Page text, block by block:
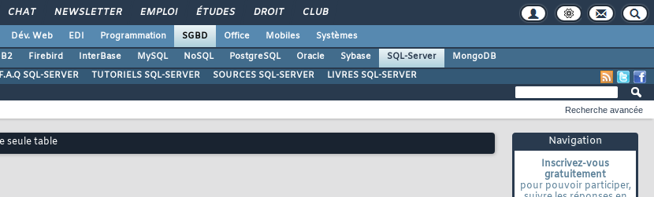
CHAT NEWSLETTER EMPLOI ÉTUDES DROIT CLUB
Dév. Web EDI Programmation SGBD Office Mobiles
Systèmes
Firebird InterBase MySQL NoSQL PostgreSQL Oracle Sybase SQL-Server
MongoDB
F.A.Q SQL-SERVER TUTORIELS SQL-SERVER SOURCES SQL-SERVER LIVRES SQL-SERVER
Navigation
Inscrivez-vous
gratuitement
pour pouvoir participer,
Recherche avancée
seule table